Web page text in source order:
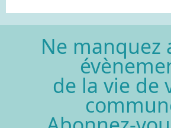
Ne manquez
de la vie de